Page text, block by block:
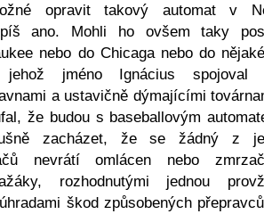
opravit takový automat v
ano. Mohli ho ovšem taky
nebo do Chicaga nebo do
jehož jméno Ignácius spojoval
a ustavičně dýmajícími
že budou s baseballovým
zacházet, že se žádný z
nevrátí omlácen nebo
rozhodnutými jednou
škod způsobených